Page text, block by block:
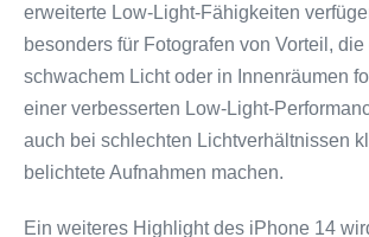
erweiterte Low-Light-Fähigkeiten
besonders für Fotografen von Vorteil,
schwachem Licht oder in Innenräumen
einer verbesserten Low-Light-
auch bei schlechten Lichtverhältnissen
belichtete Aufnahmen machen.
Ein weiteres Highlight des iPhone 14